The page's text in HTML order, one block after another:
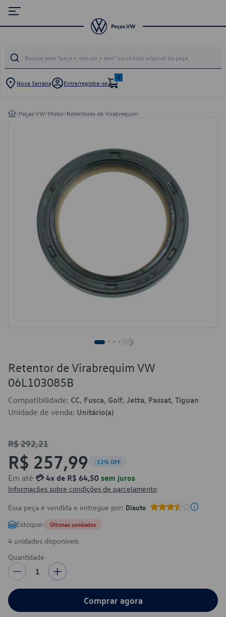
Nova Serrana Entre/registre-se
0
/Peças VW/Motor/Retentores de Virabrequim
Retentor de Virabrequim VW
06L103085B
Compatibilidade: CC, Fusca, Golf, Jetta, Passat, Tiguan
Unidade de venda: Unitário(a)
R$ 292,21
R$ 257,99 -12% OFF
Em até 💳 4x de R$ 64,50 sem juros
Informações sobre condições de parcelamento
Essa peça é vendida e entregue por: Diauto
Estoque: Últimas unidades
4 unidades disponíveis
Quantidade
1
Comprar agora